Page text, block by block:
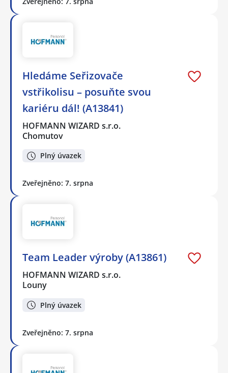
Hledáme Seřizovače
vstřikolisu – posuňte svou
kariéru dál! (A13841)
HOFMANN WIZARD s.r.o.
Chomutov
Plný úvazek
Zveřejněno: 7. srpna
Team Leader výroby (A13861)
HOFMANN WIZARD s.r.o.
Louny
Plný úvazek
Zveřejněno: 7. srpna